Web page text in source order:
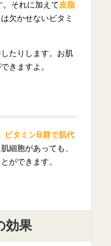
それに加えて 皮脂
欠かせないビタミ
たりします。お肌
きますよ。
ビタミンB群で肌代
細胞があっても、
ができます。
効果